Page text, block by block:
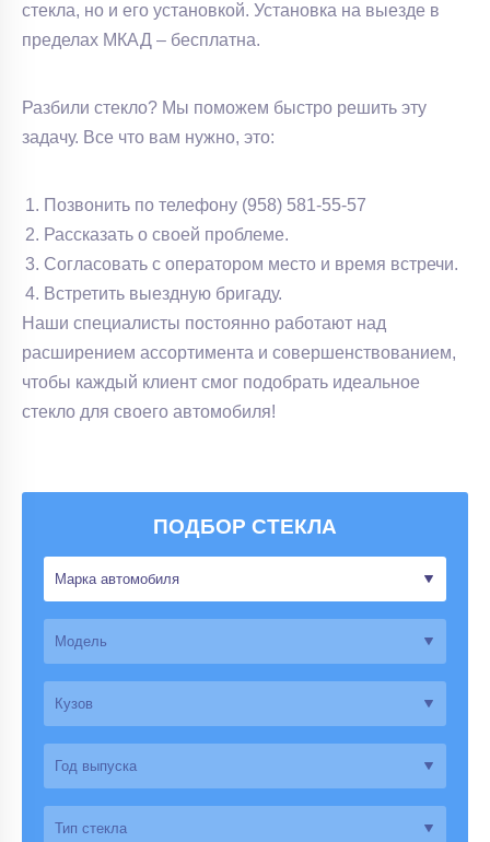
ПОДБОР СТЕКЛА
стекла, но и его установкой. Установка на выезде в
пределах МКАД – бесплатна.
Разбили стекло? Мы поможем быстро решить эту
задачу. Все что вам нужно, это:
Позвонить по телефону (958) 581-55-57
Рассказать о своей проблеме.
Согласовать с оператором место и время встречи.
Встретить выездную бригаду.
Наши специалисты постоянно работают над
расширением ассортимента и совершенствованием,
чтобы каждый клиент смог подобрать идеальное
стекло для своего автомобиля!